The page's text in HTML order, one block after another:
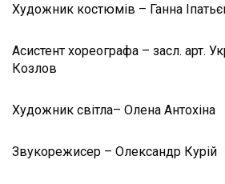
Художник костюмів – Ганна
Асистент хореографа – засл. арт.
Козлов
Художник світла– Олена Антохіна
Звукорежисер – Олександр Курій